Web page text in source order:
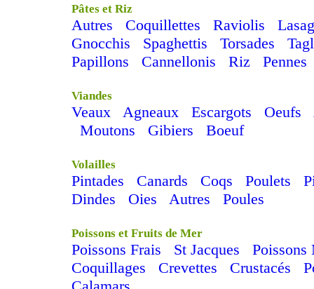
Pâtes et Riz
Autres Coquillettes Raviolis
Gnocchis
Spaghettis Torsades
Papillons
Cannellonis Riz Pennes
Viandes
Veaux Agneaux Escargots Oeufs
Moutons
Gibiers Boeuf
Volailles
Pintades Canards Coqs Poulets
Dindes
Oies Autres Poules
Poissons et Fruits de Mer
Poissons Frais St Jacques
Poissons
Coquillages
Crevettes Crustacés